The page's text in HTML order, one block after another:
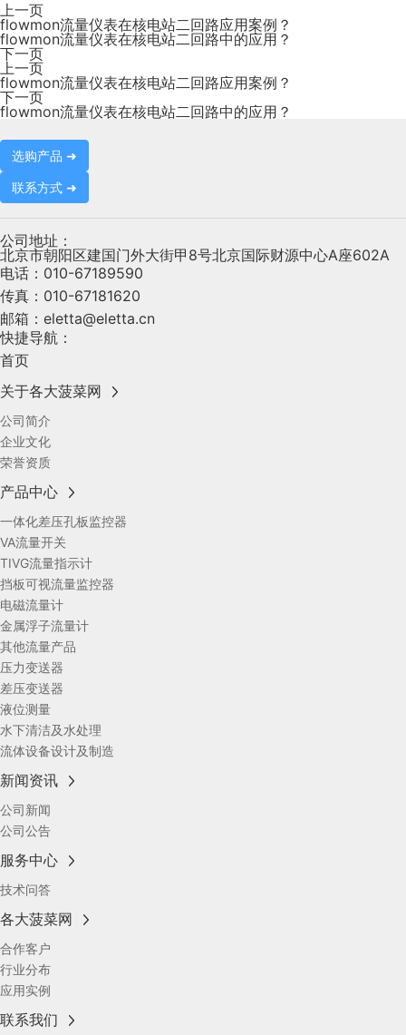
上一页
flowmon流量仪表在核电站二回路应用案例？
flowmon流量仪表在核电站二回路中的应用？
下一页
上一页
flowmon流量仪表在核电站二回路应用案例？
下一页
flowmon流量仪表在核电站二回路中的应用？
选购产品 ➜
联系方式 ➜
公司地址：
北京市朝阳区建国门外大街甲8号北京国际财源中心A座602A
电话： 010-67189590
传真： 010-67181620
邮箱： eletta@eletta.cn
快捷导航：
首页
关于各大菠菜网
公司简介
企业文化
荣誉资质
产品中心
一体化差压孔板监控器
VA流量开关
TIVG流量指示计
挡板可视流量监控器
电磁流量计
金属浮子流量计
其他流量产品
压力变送器
差压变送器
液位测量
水下清洁及水处理
流体设备设计及制造
新闻资讯
公司新闻
公司公告
服务中心
技术问答
各大菠菜网
合作客户
行业分布
应用实例
联系我们